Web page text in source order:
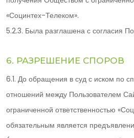
«Социнтех-Телеком».
5.2.3. Была разглашена с согласия
6. РАЗРЕШЕНИЕ СПОРОВ
6.1. До обращения в суд с иском по
отношений между Пользователем
ограниченной ответственностью
обязательным является